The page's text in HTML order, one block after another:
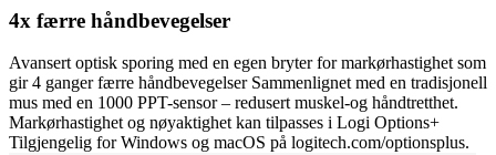
4x færre håndbevegelser
Avansert optisk sporing med en egen bryter for markørhastighet som
gir 4 ganger færre håndbevegelser Sammenlignet med en tradisjonell
mus med en 1000 PPT-sensor – redusert muskel-og håndtretthet.
Markørhastighet og nøyaktighet kan tilpasses i Logi Options+
Tilgjengelig for Windows og macOS på logitech.com/optionsplus.